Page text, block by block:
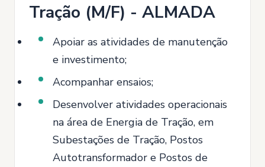
Tração (M/F) - ALMADA
Apoiar as atividades de manutenção
e investimento;
Acompanhar ensaios;
Desenvolver atividades operacionais
na área de Energia de Tração, em
Subestações de Tração, Postos
Autotransformador e Postos de